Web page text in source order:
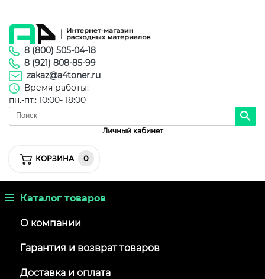
8 (800) 505-04-18
8 (921) 808-85-99
zakaz@a4toner.ru
Время работы:
пн.-пт.: 10:00- 18:00
Личный кабинет
КОРЗИНА 0
Каталог товаров
О компании
Гарантия и возврат товаров
Доставка и оплата